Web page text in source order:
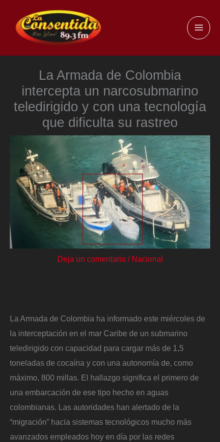
contenido
La Armada de Colombia
intercepta un narcosubmarino
teledirigido y con una tecnología
que dificulta su rastreo
Deja un comentario / Nacional
La Armada de Colombia ha informado este miércoles de
la interceptación en el mar Caribe de un submarino
teledirigido con capacidad para cargar más de 1,5
toneladas de cocaína y con una autonomía de, como
máximo, 800 millas. El hallazgo significa el primero de
una embarcación de ese tipo hecho en aguas
colombianas. Las autoridades han alertado de la
“migración” hacia sistemas tecnológicos mucho más
avanzados empleados hoy en día por las redes